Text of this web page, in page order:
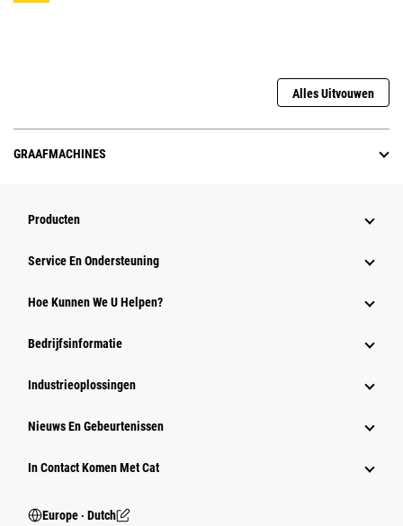
Alles Uitvouwen
GRAAFMACHINES
Producten
Service En Ondersteuning
Hoe Kunnen We U Helpen?
Bedrijfsinformatie
Industrieoplossingen
Nieuws En Gebeurtenissen
In Contact Komen Met Cat
Europe ‧ Dutch